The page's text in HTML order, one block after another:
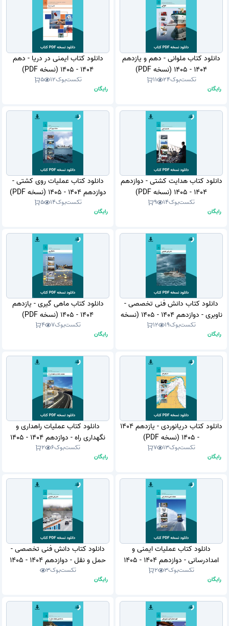
دانلود کتاب ملوانی - دهم و یازدهم
1404 - 1405 (نسخه PDF)
تکست‌بوک24
11
رایگان
دانلود کتاب ایمنی در دریا - دهم
1404 - 1405 (نسخه PDF)
تکست‌بوک12
5
رایگان
دانلود کتاب هدایت کشتی - دوازدهم
1404 - 1405 (نسخه PDF)
تکست‌بوک14
9
رایگان
دانلود کتاب عملیات روی کشتی -
دوازدهم 1404 - 1405 (نسخه PDF)
تکست‌بوک14
5
رایگان
دانلود کتاب دانش فنی تخصصی -
ناوبری - دوازدهم 1404 - 1405 (نسخه
PDF)
تکست‌بوک19
12
رایگان
دانلود کتاب ماهی گیری - یازدهم
1404 - 1405 (نسخه PDF)
تکست‌بوک7
4
رایگان
دانلود کتاب دریانوردی - یازدهم 1404
- 1405 (نسخه PDF)
تکست‌بوک13
7
رایگان
دانلود کتاب عملیات راهداری و
نگهداری راه - دوازدهم 1404 - 1405
(نسخه PDF)
تکست‌بوک6
2
رایگان
دانلود کتاب عملیات ایمنی و
امدادرسانی - دوازدهم 1404 - 1405
(نسخه PDF)
تکست‌بوک3
2
رایگان
دانلود کتاب دانش فنی تخصصی -
حمل و نقل - دوازدهم 1404 - 1405
(نسخه PDF)
تکست‌بوک3
رایگان